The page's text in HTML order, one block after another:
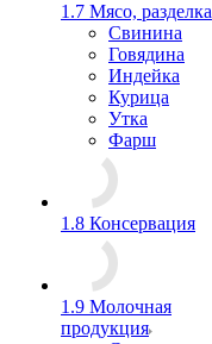
1.7 Мясо, разделка
Свинина
Говядина
Индейка
Курица
Утка
Фарш
1.8 Консервация
1.9 Молочная
продукция